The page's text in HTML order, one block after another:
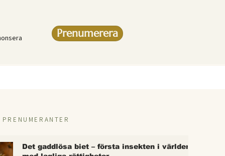
Prenumerera
Det gaddlösa biet – första insekten i världen